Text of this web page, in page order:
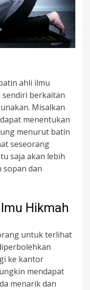
ahli ilmu
sendiri berkaitan
Misalkan
menentukan
menurut batin
seseorang
saja akan lebih
sopan dan
Hikmah
untuk terlihat
ke kantor
mendapat
menarik dan